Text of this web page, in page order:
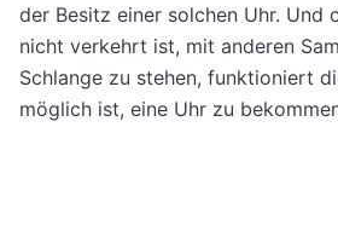
der Besitz einer solchen Uhr. Und
nicht verkehrt ist, mit anderen
Schlange zu stehen, funktioniert
möglich ist, eine Uhr zu